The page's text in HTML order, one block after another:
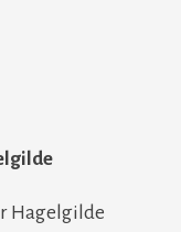
Hagelgilde